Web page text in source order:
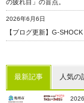
の疲れ目」の盲点。
2026年6月6日
【ブログ更新】G-
最新記事 人気の